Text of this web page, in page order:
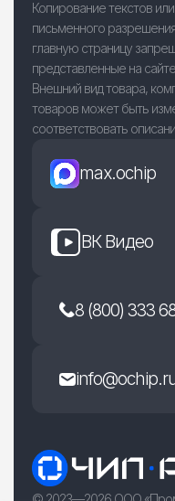
Копирование текстов
письменного
главную страницу
представленные на
Внешний вид товара,
товаров может быть
соответствовать
max.ochip
ВК Видео
8 (800) 333